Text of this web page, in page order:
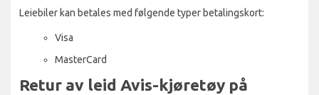
Leiebiler kan betales med følgende typer betalingskort:
Visa
MasterCard
Retur av leid Avis-kjøretøy på